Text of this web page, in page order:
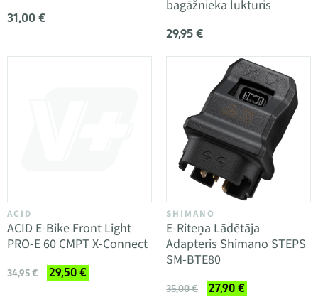
31,00 €
bagāžnieka lukturis
29,95 €
ACID
ACID E-Bike Front Light
PRO-E 60 CMPT X-Connect
34,95 € 29,50 €
SHIMANO
E-Riteņa Lādētāja
Adapteris Shimano STEPS
SM-BTE80
35,00 € 27,90 €